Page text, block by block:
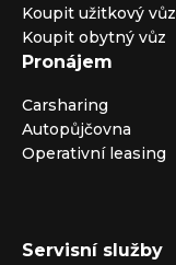
Koupit užitkový vůz
Koupit obytný vůz
Pronájem
Carsharing
Autopůjčovna
Operativní leasing
Servisní služby